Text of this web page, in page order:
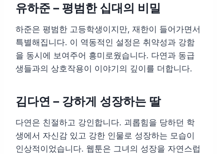
유하준 – 평범한 십대의 비밀
하준은 평범한 고등학생이지만, 재한이 들어가면서
특별해집니다. 이 역동적인 설정은 취약성과 강함
을 동시에 보여주어 흥미로웠습니다. 다연과 동급
생들과의 상호작용이 이야기의 깊이를 더합니다.
김다연 – 강하게 성장하는 딸
다연은 친절하고 강인합니다. 괴롭힘을 당하던 학
생에서 자신감 있고 강한 인물로 성장하는 모습이
인상적이었습니다. 웹툰은 그녀의 성장을 자연스럽